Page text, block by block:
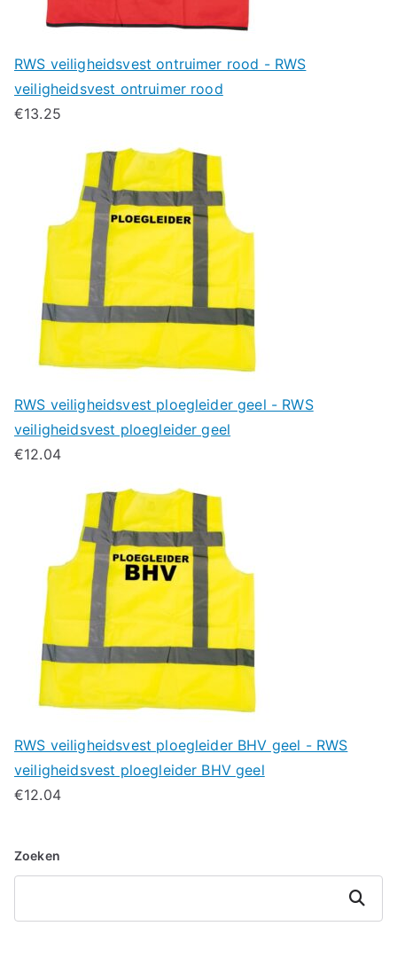
RWS veiligheidsvest ontruimer rood - RWS
veiligheidsvest ontruimer rood
€13.25
RWS veiligheidsvest ploegleider geel - RWS
veiligheidsvest ploegleider geel
€12.04
RWS veiligheidsvest ploegleider BHV geel - RWS
veiligheidsvest ploegleider BHV geel
€12.04
Zoeken
Zoeken